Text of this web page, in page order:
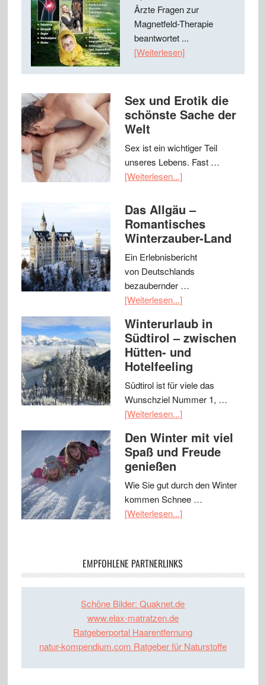
Ärzte Fragen zur
Magnetfeld-Therapie
beantwortet ...
[Weiterlesen]
Sex und Erotik die
schönste Sache der
Welt
Sex ist ein wichtiger Teil
unseres Lebens. Fast …
[Weiterlesen...]
Das Allgäu –
Romantisches
Winterzauber-Land
Ein Erlebnisbericht
von Deutschlands
bezaubernder …
[Weiterlesen...]
Winterurlaub in
Südtirol – zwischen
Hütten- und
Hotelfeeling
Südtirol ist für viele das
Wunschziel Nummer 1, …
[Weiterlesen...]
Den Winter mit viel
Spaß und Freude
genießen
Wie Sie gut durch den Winter
kommen Schnee …
[Weiterlesen...]
EMPFOHLENE PARTNERLINKS
Schöne Bilder: Quaknet.de
www.elax-matratzen.de
Ratgeberportal Haarentfernung
natur-kompendium.com Ratgeber für Naturstoffe